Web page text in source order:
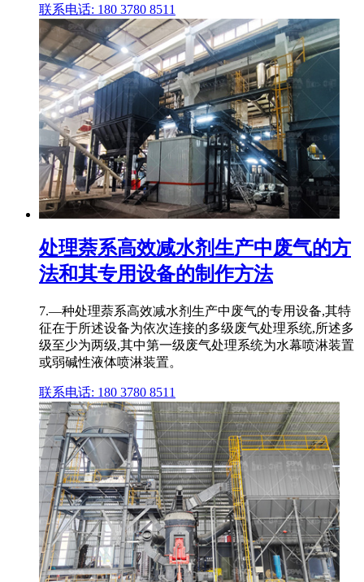
联系电话: 180 3780 8511
处理萘系高效减水剂生产中废气的方
法和其专用设备的制作方法
7.—种处理萘系高效减水剂生产中废气的专用设备,其特
征在于所述设备为依次连接的多级废气处理系统,所述多
级至少为两级,其中第一级废气处理系统为水幕喷淋装置
或弱碱性液体喷淋装置。
联系电话: 180 3780 8511